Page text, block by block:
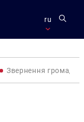
ru
Звернення